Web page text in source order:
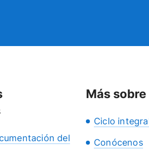
del
Más sobre
Ciclo
Conócenos